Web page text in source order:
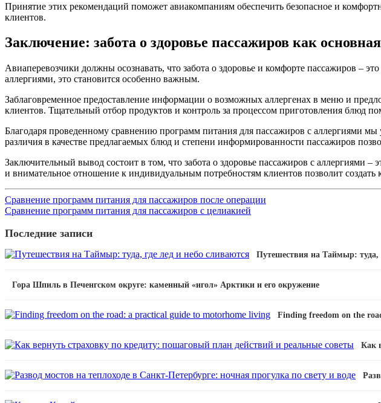
Принятие этих рекомендаций поможет авиакомпаниям обеспечить безопасное и
клиентов.
Заключение: забота о здоровье пассажиров как
Авиаперевозчики должны осознавать, что забота о здоровье и комфорте пассажиров –
аллергиями, это становится особенно важным.
Заблаговременное предоставление информации о возможных аллергенах в меню и
клиентов. Тщательный отбор продуктов и контроль за процессом приготовления блюд
Благодаря проведенному сравнению программ питания для пассажиров с аллергиями
различия в качестве предлагаемых блюд и степени информированности пассажиров
Заключительный вывод состоит в том, что забота о здоровье пассажиров с аллергиями
и внимательное отношение к индивидуальным потребностям клиентов позволит
Сравнение программ питания для пассажиров после операции
Сравнение программ питания для пассажиров с целиакией
Последние записи
Путешествия на Таймыр: туда,
Гора Шпиль в Печенгском округе: каменный «игол» Арктики и его окружение
Finding freedom on the
Как